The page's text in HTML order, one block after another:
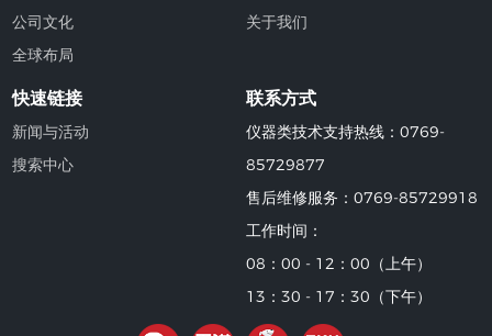
公司文化
全球布局
关于我们
快速链接
新闻与活动
搜索中心
联系方式
仪器类技术支持热线：0769-
85729877
售后维修服务：0769-85729918
工作时间：
08：00 - 12：00（上午）
13：30 - 17：30（下午）